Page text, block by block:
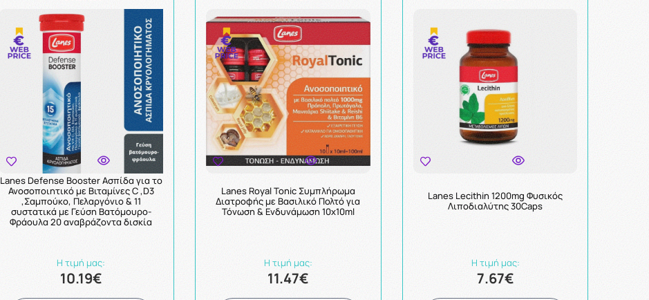
Lanes Defense Booster Ασπίδα για το
Ανοσοποιητικό με Βιταμίνες C ,D3
,Σαμπούκο, Πελαργόνιο & 11
συστατικά με Γεύση Βατόμουρο-
Φράουλα 20 αναβράζοντα δισκία
Η τιμή μας:
10.19€
Lanes Royal Tonic Συμπλήρωμα
Διατροφής με Βασιλικό Πολτό για
Τόνωση & Ενδυνάμωση 10x10ml
Η τιμή μας:
11.47€
Lanes Lecithin 1200mg Φυσικός
Λιποδιαλύτης 30Caps
Η τιμή μας:
7.67€